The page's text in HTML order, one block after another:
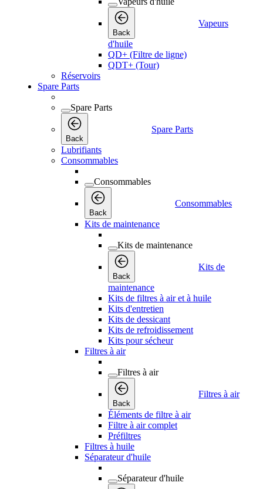
Back
Vapeurs
d'huile
QD+ (Filtre de ligne)
QDT+ (Tour)
Réservoirs
Spare Parts
Spare Parts
Back
Spare Parts
Lubrifiants
Consommables
Consommables
Back
Consommables
Kits de maintenance
Kits de maintenance
Back
Kits de
maintenance
Kits de filtres à air et à huile
Kits d'entretien
Kits de dessicant
Kits de refroidissement
Kits pour sécheur
Filtres à air
Filtres à air
Back
Filtres à air
Éléments de filtre à air
Filtre à air complet
Préfiltres
Filtres à huile
Séparateur d'huile
Séparateur d'huile